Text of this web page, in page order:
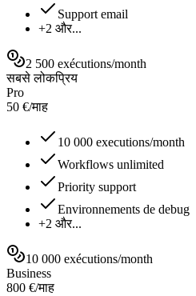
Support email
+2 और...
2 500 exécutions/month
सबसे लोकप्रिय
Pro
50 €/माह
10 000 executions/month
Workflows unlimited
Priority support
Environnements de debug
+2 और...
10 000 exécutions/month
Business
800 €/माह